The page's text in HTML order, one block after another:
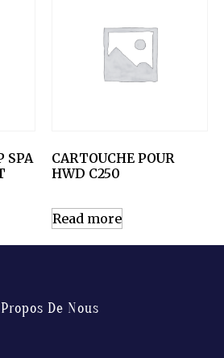
SPA
CARTOUCHE POUR
HWD C250
Read more
De Nous